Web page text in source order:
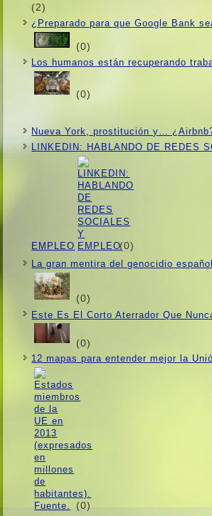
(2)
¿Preparado para que Google Bank
(0)
Los humanos están recuperando
(0)
Nueva York, prostitución y…
LINKEDIN: HABLANDO DE REDES
EMPLEO (0)
La gran mentira del genocidio
(0)
Este Es El Corto Aterrador Que
(0)
12 mapas para entender mejor la
(0)